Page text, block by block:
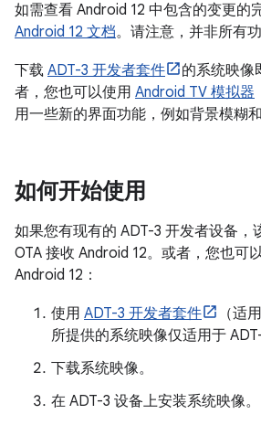
如需查看 Android 12 中包含的变更的
Android 12 文档。请注意，并非所有
下载 ADT-3 开发者套件
的系统映像
者，您也可以使用 Android TV 模拟器
用一些新的界面功能，例如背景模糊
如何开始使用
如果您有现有的 ADT-3 开发者设备，
OTA 接收 Android 12。或者，您也可
Android 12：
使用 ADT-3 开发者套件
（适
所提供的系统映像仅适用于
下载系统映像。
在 ADT-3 设备上安装系统映像。